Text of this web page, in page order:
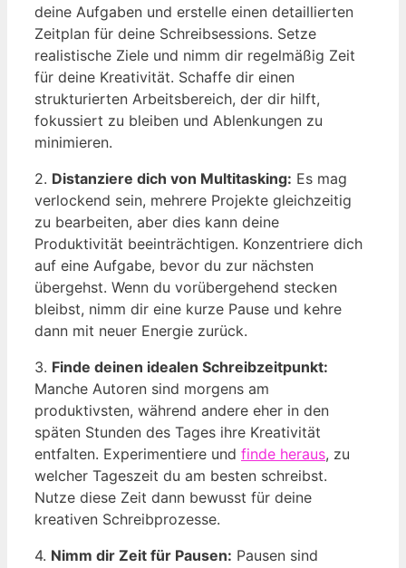
deine Aufgaben und erstelle einen detaillierten
Zeitplan für deine Schreibsessions. Setze
realistische Ziele und nimm dir regelmäßig Zeit
für deine Kreativität. Schaffe dir einen
strukturierten Arbeitsbereich, der dir hilft,
fokussiert zu bleiben und Ablenkungen zu
minimieren.
2. Distanziere dich von Multitasking: Es mag
verlockend sein, mehrere Projekte gleichzeitig
zu bearbeiten, aber dies kann deine
Produktivität beeinträchtigen. Konzentriere dich
auf eine Aufgabe, bevor du zur nächsten
übergehst. Wenn du vorübergehend stecken
bleibst, nimm dir eine kurze Pause und kehre
dann mit neuer Energie zurück.
3. Finde deinen idealen Schreibzeitpunkt:
Manche Autoren sind morgens am
produktivsten, während andere eher in den
späten Stunden des Tages ihre Kreativität
entfalten. Experimentiere und finde heraus, zu
welcher Tageszeit du am besten schreibst.
Nutze diese Zeit dann bewusst für deine
kreativen Schreibprozesse.
4. Nimm dir Zeit für Pausen: Pausen sind